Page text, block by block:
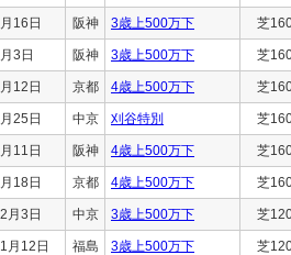
16日 阪神 3歳上500万下 芝
3日 阪神 3歳上500万下 芝
12日 京都 4歳上500万下 芝
25日 中京 刈谷特別 芝
11日 阪神 4歳上500万下 芝
18日 京都 4歳上500万下 芝
月3日 中京 3歳上500万下 芝
月12日 福島 3歳上500万下 芝